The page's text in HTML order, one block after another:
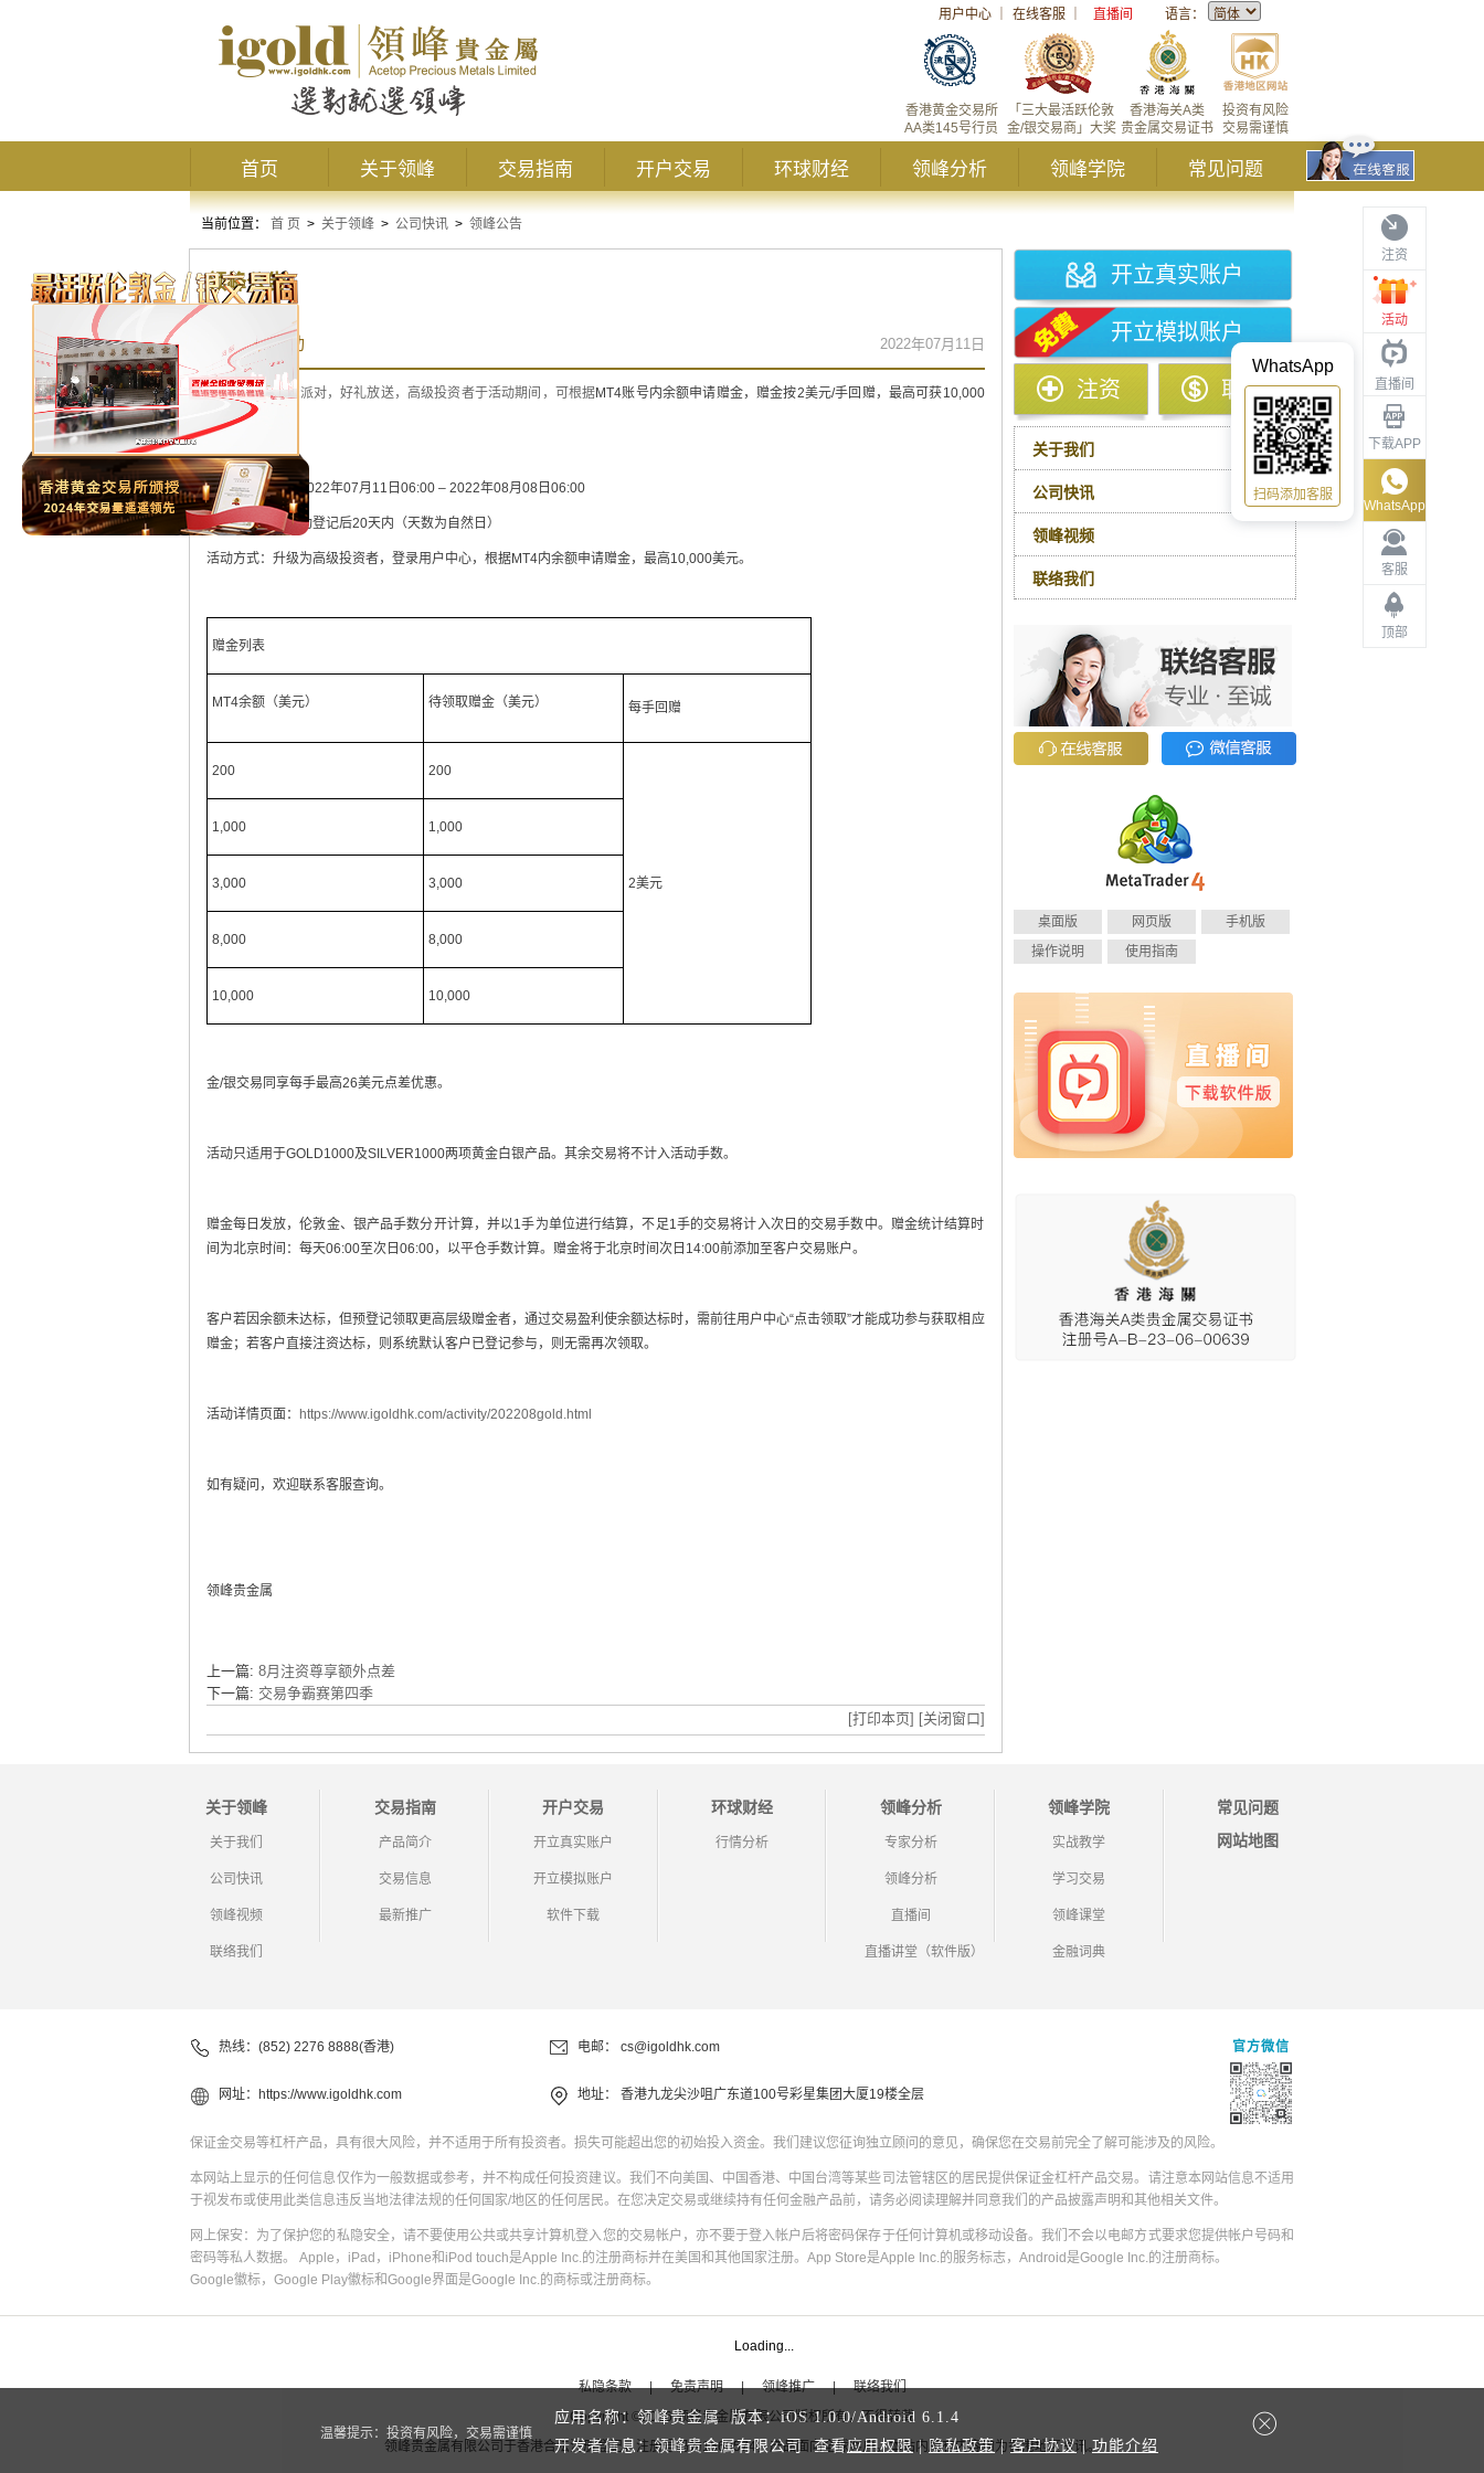
用户中心 在线客服 直播间 语言：
投资有风险
交易需谨慎
香港海关A类
贵金属交易证书
「三大最活跃伦敦
金/银交易商」大奖
香港黄金交易所
AA类145号行员
首页 关于领峰 交易指南 开户交易 环球财经 领峰分析 领峰学院 常见问题
注资
活动
直播间
下载APP
客服
顶部
WhatsApp
WhatsApp
扫码添加客服
当前位置： 首 页 > 关于领峰 > 公司快讯 > 领峰公告
领峰公告
8月赠金活动 2022年07月11日
领峰贵金属盛夏派对，好礼放送，高级投资者于活动期间，可根据MT4账号内余额申请赠金，赠金按2美元/手回赠，最高可获10,000
美元！
赠金申请时间：2022年07月11日06:00 – 2022年08月08日06:00
赠金有效期：成功登记后20天内（天数为自然日）
活动方式：升级为高级投资者，登录用户中心，根据MT4内余额申请赠金，最高10,000美元。
赠金列表
MT4余额（美元） 待领取赠金（美元） 每手回赠
200 200
2美元
1,000 1,000
3,000 3,000
8,000 8,000
10,000 10,000
金/银交易同享每手最高26美元点差优惠。
活动只适用于GOLD1000及SILVER1000两项黄金白银产品。其余交易将不计入活动手数。
赠金每日发放，伦敦金、银产品手数分开计算，并以1手为单位进行结算，不足1手的交易将计入次日的交易手数中。赠金统计结算时
间为北京时间：每天06:00至次日06:00，以平仓手数计算。赠金将于北京时间次日14:00前添加至客户交易账户。
客户若因余额未达标，但预登记领取更高层级赠金者，通过交易盈利使余额达标时，需前往用户中心“点击领取”才能成功参与获取相应
赠金；若客户直接注资达标，则系统默认客户已登记参与，则无需再次领取。
活动详情页面： https://www.igoldhk.com/activity/202208gold.html
如有疑问，欢迎联系客服查询。
领峰贵金属
上一篇: 8月注资尊享额外点差
下一篇: 交易争霸赛第四季
[打印本页] [关闭窗口]
开立真实账户
开立模拟账户
注资 取款
关于我们
公司快讯
领峰视频
联络我们
桌面版 网页版
手机版
操作说明
使用指南
关于领峰
关于我们
公司快讯
领峰视频
联络我们
交易指南
产品简介
交易信息
最新推广
开户交易
开立真实账户
开立模拟账户
软件下载
环球财经
行情分析
领峰分析
专家分析
领峰分析
直播间
直播讲堂（软件版）
领峰学院
实战教学
学习交易
领峰课堂
金融词典
常见问题
网站地图
热线：(852) 2276 8888(香港) 电邮： cs@igoldhk.com
网址： https://www.igoldhk.com 地址： 香港九龙尖沙咀广东道100号彩星集团大厦19楼全层
官方微信
保证金交易等杠杆产品，具有很大风险，并不适用于所有投资者。损失可能超出您的初始投入资金。我们建议您征询独立顾问的意见，确保您在交易前完全了解可能涉及的风险。
本网站上显示的任何信息仅作为一般数据或参考，并不构成任何投资建议。我们不向美国、中国香港、中国台湾等某些司法管辖区的居民提供保证金杠杆产品交易。请注意本网站信息不适用
于视发布或使用此类信息违反当地法律法规的任何国家/地区的任何居民。在您决定交易或继续持有任何金融产品前，请务必阅读理解并同意我们的产品披露声明和其他相关文件。
网上保安：为了保护您的私隐安全，请不要使用公共或共享计算机登入您的交易帐户，亦不要于登入帐户后将密码保存于任何计算机或移动设备。我们不会以电邮方式要求您提供帐户号码和
密码等私人数据。 Apple，iPad，iPhone和iPod touch是Apple Inc.的注册商标并在美国和其他国家注册。App Store是Apple Inc.的服务标志，Android是Google Inc.的注册商标。
Google徽标，Google Play徽标和Google界面是Google Inc.的商标或注册商标。
Loading...
私隐条款 | 免责声明 | 领峰推广 |
联络我们
Copyright ©2026领峰贵金属有限公司版权所有，不得转载
领峰贵金属有限公司于香港合法注册登记，注册号码为1660574，产品面向全球客户。本站内所有内容均为香港地区资讯。
温馨提示：投资有风险，交易需谨慎
应用名称：领峰贵金属 版本：iOS1.0.0/Android 6.1.4
开发者信息：领峰贵金属有限公司 查看应用权限 | 隐私政策 | 客户协议 | 功能介绍